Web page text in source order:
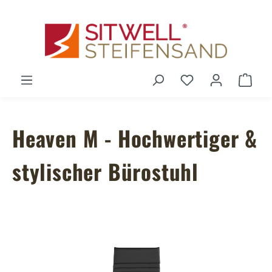
Du hast 0
Heaven M - Hochwertiger &
stylischer Bürostuhl
Bildergalerie überspringen